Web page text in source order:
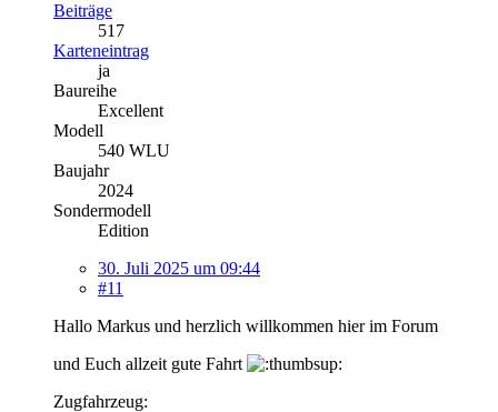
Beiträge
517
Karteneintrag
ja
Baureihe
Excellent
Modell
540 WLU
Baujahr
2024
Sondermodell
Edition
30. Juli 2025 um 09:44
#11
Hallo Markus und herzlich willkommen hier im Forum
und Euch allzeit gute Fahrt
Zugfahrzeug: